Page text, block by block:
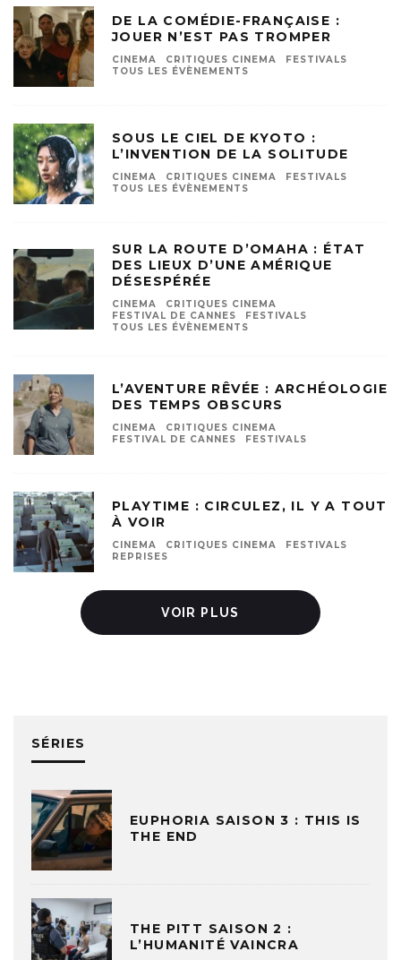
DE LA COMÉDIE-FRANÇAISE :
JOUER N’EST PAS TROMPER
CINEMA CRITIQUES CINEMA
FESTIVALS
TOUS LES ÉVÈNEMENTS
SOUS LE CIEL DE KYOTO :
L’INVENTION DE LA SOLITUDE
CINEMA CRITIQUES CINEMA
FESTIVALS
TOUS LES ÉVÈNEMENTS
SUR LA ROUTE D’OMAHA : ÉTAT
DES LIEUX D’UNE AMÉRIQUE
DÉSESPÉRÉE
CINEMA
CRITIQUES CINEMA
FESTIVAL DE CANNES
FESTIVALS
TOUS LES ÉVÈNEMENTS
L’AVENTURE RÊVÉE : ARCHÉOLOGIE
DES TEMPS OBSCURS
CINEMA
CRITIQUES CINEMA
FESTIVAL DE CANNES
FESTIVALS
PLAYTIME : CIRCULEZ, IL Y A TOUT
À VOIR
CINEMA CRITIQUES CINEMA
FESTIVALS
REPRISES
VOIR PLUS
SÉRIES
EUPHORIA SAISON 3 : THIS IS
THE END
THE PITT SAISON 2 :
L’HUMANITÉ VAINCRA